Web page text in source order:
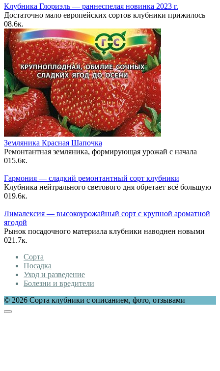
Клубника Глориэль — раннеспелая новинка 2023 г.
Достаточно мало европейских сортов клубники прижилось
08.6к.
Земляника Красная Шапочка
Ремонтантная земляника, формирующая урожай с начала
015.6к.
Гармония — сладкий ремонтантный сорт клубники
Клубника нейтрального светового дня обретает всё большую
019.6к.
Лималексия — высокоурожайный сорт с крупной ароматной
ягодой
Рынок посадочного материала клубники наводнен новыми
021.7к.
Сорта
Посадка
Уход и разведение
Болезни и вредители
© 2026 Сорта клубники с описанием, фото, отзывами